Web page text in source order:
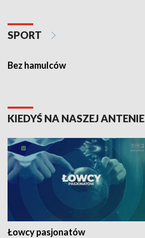
SPORT
Bez hamulców
KIEDYŚ NA NASZEJ ANTENIE
Łowcy pasjonatów